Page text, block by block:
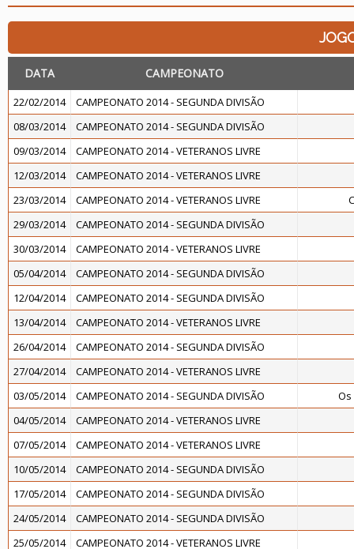
DATA CAMPEONATO
22/02/2014
CAMPEONATO 2014 - SEGUNDA DIVISÃO
08/03/2014
CAMPEONATO 2014 - SEGUNDA DIVISÃO
09/03/2014
CAMPEONATO 2014 - VETERANOS LIVRE
12/03/2014
CAMPEONATO 2014 - VETERANOS LIVRE
23/03/2014
CAMPEONATO 2014 - VETERANOS LIVRE
29/03/2014
CAMPEONATO 2014 - SEGUNDA DIVISÃO
30/03/2014
CAMPEONATO 2014 - VETERANOS LIVRE
05/04/2014
CAMPEONATO 2014 - SEGUNDA DIVISÃO
12/04/2014
CAMPEONATO 2014 - SEGUNDA DIVISÃO
13/04/2014
CAMPEONATO 2014 - VETERANOS LIVRE
26/04/2014
CAMPEONATO 2014 - SEGUNDA DIVISÃO
27/04/2014
CAMPEONATO 2014 - VETERANOS LIVRE
03/05/2014
CAMPEONATO 2014 - SEGUNDA DIVISÃO
04/05/2014
CAMPEONATO 2014 - VETERANOS LIVRE
07/05/2014
CAMPEONATO 2014 - VETERANOS LIVRE
10/05/2014
CAMPEONATO 2014 - SEGUNDA DIVISÃO
17/05/2014
CAMPEONATO 2014 - SEGUNDA DIVISÃO
24/05/2014
CAMPEONATO 2014 - SEGUNDA DIVISÃO
25/05/2014
CAMPEONATO 2014 - VETERANOS LIVRE